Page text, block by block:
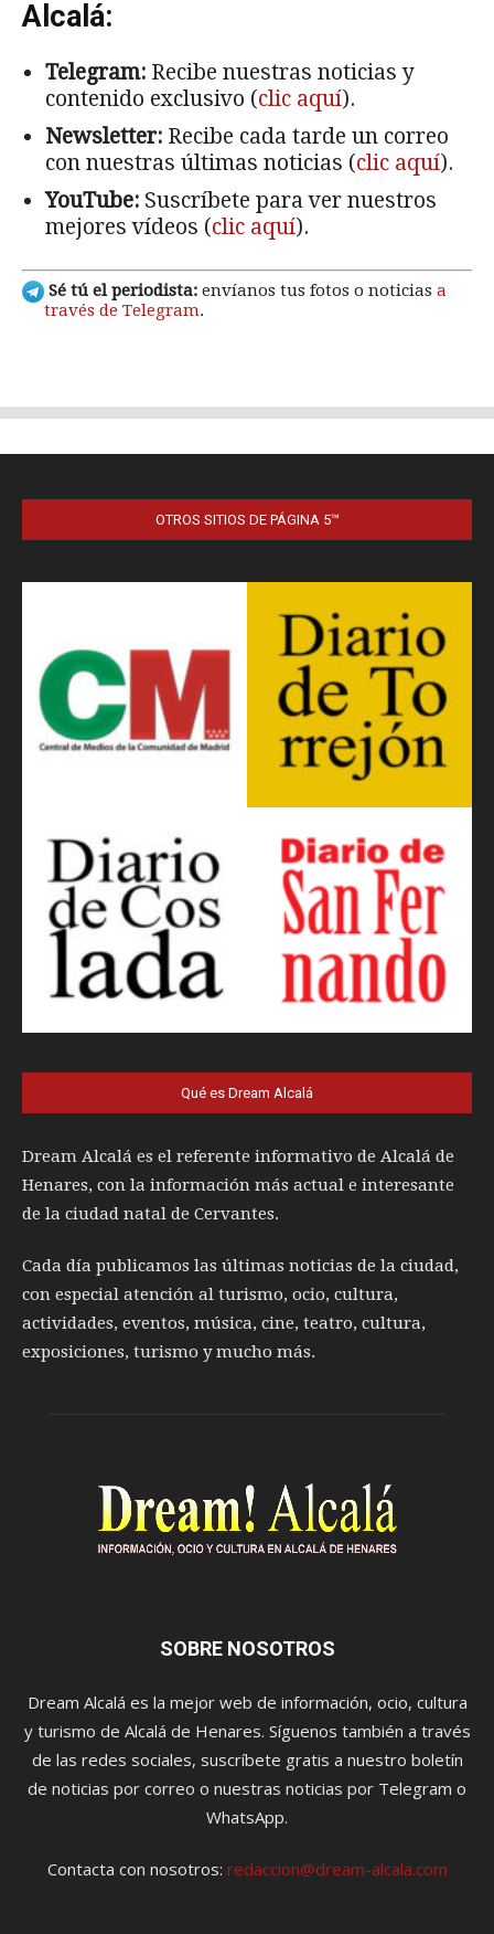
OTROS SITIOS DE PÁGINA 5™
Qué es Dream Alcalá
Dream Alcalá es el referente informativo de Alcalá de
Henares, con la información más actual e interesante
de la ciudad natal de Cervantes.
Cada día publicamos las últimas noticias de la ciudad,
con especial atención al turismo, ocio, cultura,
actividades, eventos, música, cine, teatro, cultura,
exposiciones, turismo y mucho más.
SOBRE NOSOTROS
Dream Alcalá es la mejor web de información, ocio, cultura
y turismo de Alcalá de Henares. Síguenos también a través
de las redes sociales, suscríbete gratis a nuestro boletín
de noticias por correo o nuestras noticias por Telegram o
WhatsApp.
Contacta con nosotros: redaccion@dream-alcala.com